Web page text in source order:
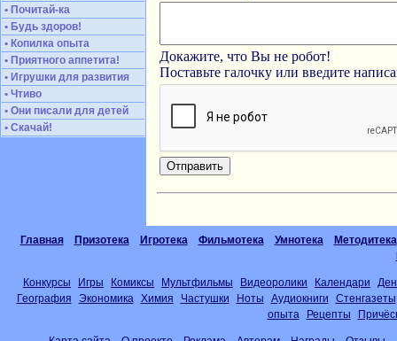
• Почитай-ка
• Будь здоров!
• Копилка опыта
• Приятного аппетита!
• Игрушки для развития
• Чтиво
• Они писали для детей
• Скачай!
Докажите, что Вы не робот!
Поставьте галочку или введите
Главная Призотека Игротека Фильмотека Умнотека
Методитека
Конкурсы Игры Комиксы Мультфильмы Видеоролики Календари
География
Экономика Химия Частушки Ноты Аудиокниги
Стенгазеты
опыта
Рецепты